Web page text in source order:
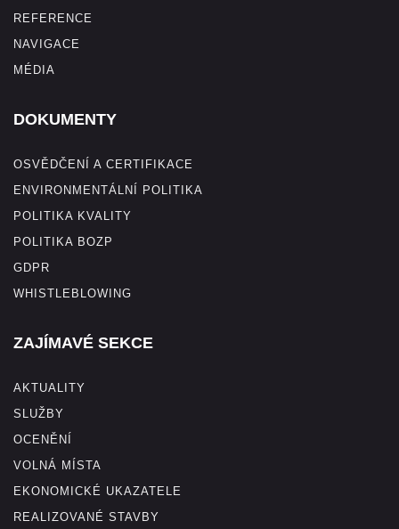
REFERENCE
NAVIGACE
MÉDIA
DOKUMENTY
OSVĚDČENÍ A CERTIFIKACE
ENVIRONMENTÁLNÍ POLITIKA
POLITIKA KVALITY
POLITIKA BOZP
GDPR
WHISTLEBLOWING
ZAJÍMAVÉ SEKCE
AKTUALITY
SLUŽBY
OCENĚNÍ
VOLNÁ MÍSTA
EKONOMICKÉ UKAZATELE
REALIZOVANÉ STAVBY